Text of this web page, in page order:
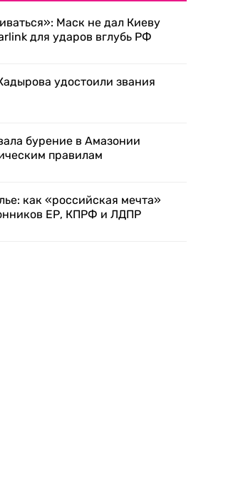
Маск не дал Киеву
для ударов вглубь РФ
удостоили звания
бурение в Амазонии
правилам
как «российская мечта»
ЕР, КПРФ и ЛДПР